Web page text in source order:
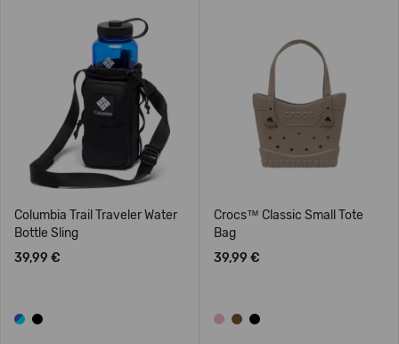
Columbia Trail Traveler Water
Bottle Sling
39,99 €
Crocs™ Classic Small Tote
Bag
39,99 €